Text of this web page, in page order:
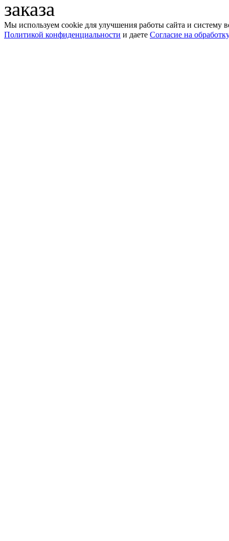
заказа
Мы используем cookie для улучшения работы сайта и систему
Политикой конфиденциальности и даете Согласие на